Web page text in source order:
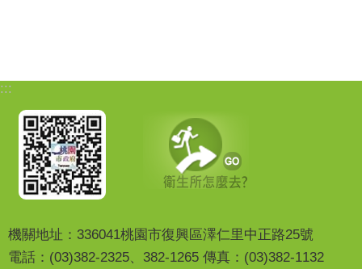
:::
機關地址：336041桃園市復興區澤仁里中正路25號
電話：(03)382-2325、382-1265 傳真：(03)382-1132